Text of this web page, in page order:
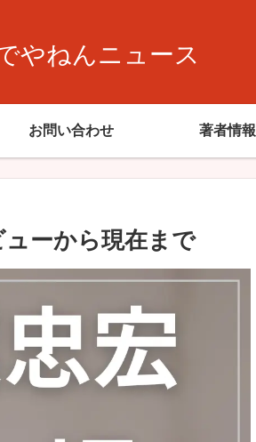
やねんニュース
お問い合わせ 著者情報
ーから現在まで